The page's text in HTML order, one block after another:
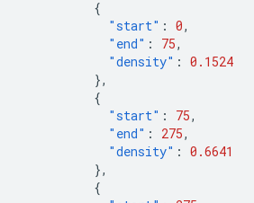
{
"start" : 0,
"end" : 75,
"density" : 0.1524
},
{
"start" : 75,
"end" : 275,
"density" : 0.6641
},
{